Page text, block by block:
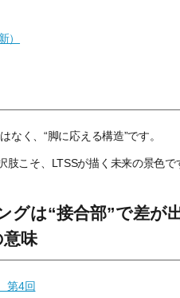
）
く、“脚に応える構造”です。
肢こそ、 LTSSが描く未来の景色で
味
第4回